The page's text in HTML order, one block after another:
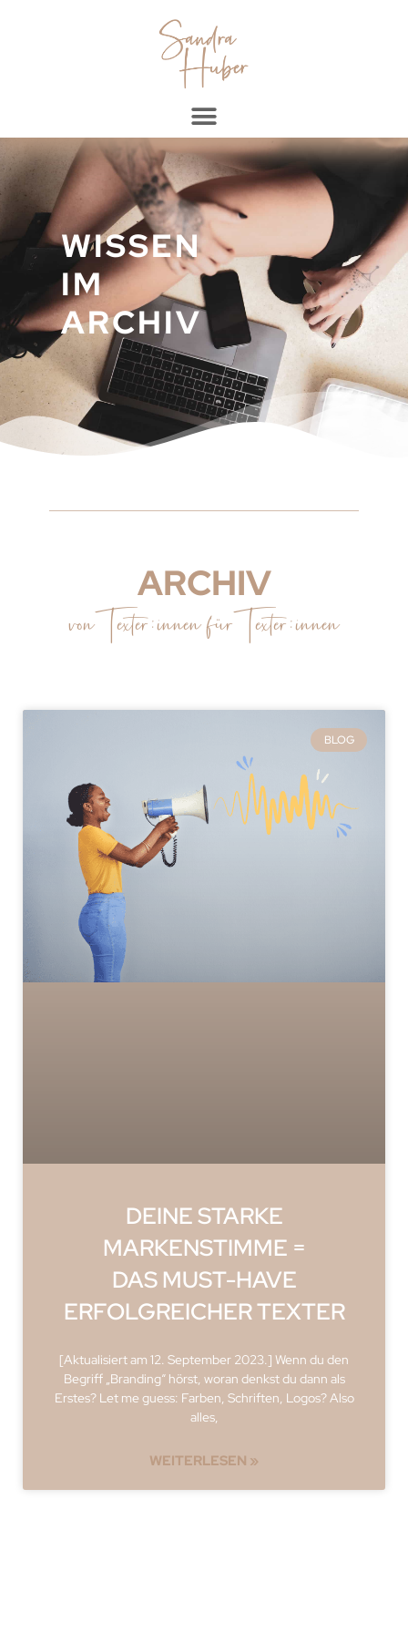
WISSEN
IM
ARCHIV
ARCHIV
vonTexter:innen fürTexter:innen
BLOG
DEINE STARKE
MARKENSTIMME =
DAS MUST-HAVE
ERFOLGREICHER TEXTER
[Aktualisiert am 12. September 2023.] Wenn du den
Begriff „Branding“ hörst, woran denkst du dann als
Erstes? Let me guess: Farben, Schriften, Logos? Also
alles,
WEITERLESEN »